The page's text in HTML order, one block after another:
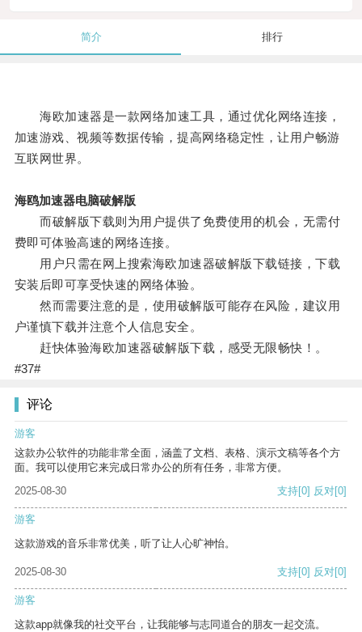
简介 排行
海欧加速器是一款网络加速工具，通过优化网络连接，
加速游戏、视频等数据传输，提高网络稳定性，让用户畅游
互联网世界。
海鸥加速器电脑破解版
而破解版下载则为用户提供了免费使用的机会，无需付
费即可体验高速的网络连接。
用户只需在网上搜索海欧加速器破解版下载链接，下载
安装后即可享受快速的网络体验。
然而需要注意的是，使用破解版可能存在风险，建议用
户谨慎下载并注意个人信息安全。
赶快体验海欧加速器破解版下载，感受无限畅快！。
#37#
评论
游客
这款办公软件的功能非常全面，涵盖了文档、表格、演示文稿等各个方
面。我可以使用它来完成日常办公的所有任务，非常方便。
2025-08-30
支持[0] 反对[0]
游客
这款游戏的音乐非常优美，听了让人心旷神怡。
2025-08-30 支持[0] 反对[0]
游客
这款app就像我的社交平台，让我能够与志同道合的朋友一起交流。